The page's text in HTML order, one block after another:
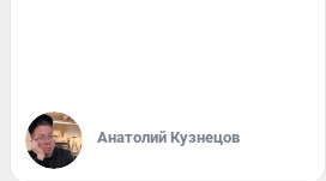
Анатолий Кузнецов